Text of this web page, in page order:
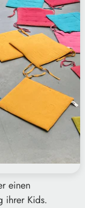
einen
ihrer Kids.